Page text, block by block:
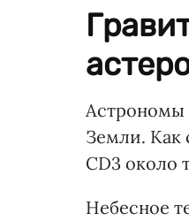
Астрономы
Земли. Как
CD3 около
Небесное